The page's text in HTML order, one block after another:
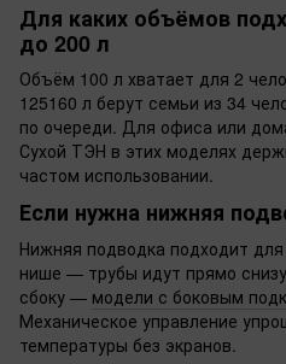
Для каких объёмов
до 200 л
Объём 100 л хватает для 2
125160 л берут семьи из 34
по очереди. Для офиса или
Сухой ТЭН в этих моделях
частом использовании.
Если нужна нижняя
Нижняя подводка подходит
нише — трубы идут прямо
сбоку — модели с боковым
Механическое управление
температуры без экранов.